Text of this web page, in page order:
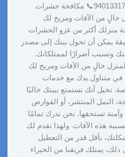
منزلك. اتصل بنا الآن على 94013317📞 مكافحة حشرات
خالٍ من الآفات ومريح لك
منزلك أكثر من غزو الحشرات
يمكن أن تحول بيتك إلى مصدر
وتسبب أضرارًا لممتلكاتك.
خالٍ من الآفات ومريح لك
في متناول يدك مع خدمات
تخيل أنك تستمتع ببيتك خاليًا
النمل المنتشر، أو القوارض
وآمنة تستحقها. نحن ندرك تمامًا
هذه الآفات. ولهذا نقدم لك
بأقل قدر من التعطيل
يمتلك فريقنا من الخبراء